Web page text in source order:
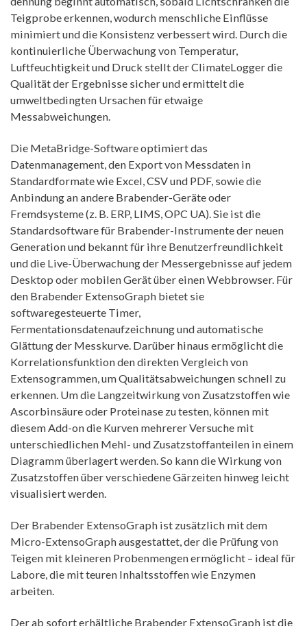
Teigprobe erkennen, wodurch menschliche Einflüsse
minimiert und die Konsistenz verbessert wird. Durch die
kontinuierliche Überwachung von Temperatur,
Luftfeuchtigkeit und Druck stellt der ClimateLogger die
Qualität der Ergebnisse sicher und ermittelt die
umweltbedingten Ursachen für etwaige
Messabweichungen.
Die MetaBridge-Software optimiert das
Datenmanagement, den Export von Messdaten in
Standardformate wie Excel, CSV und PDF, sowie die
Anbindung an andere Brabender-Geräte oder
Fremdsysteme (z. B. ERP, LIMS, OPC UA). Sie ist die
Standardsoftware für Brabender-Instrumente der neuen
Generation und bekannt für ihre Benutzerfreundlichkeit
und die Live-Überwachung der Messergebnisse auf jedem
Desktop oder mobilen Gerät über einen Webbrowser. Für
den Brabender ExtensoGraph bietet sie
softwaregesteuerte Timer,
Fermentationsdatenaufzeichnung und automatische
Glättung der Messkurve. Darüber hinaus ermöglicht die
Korrelationsfunktion den direkten Vergleich von
Extensogrammen, um Qualitätsabweichungen schnell zu
erkennen. Um die Langzeitwirkung von Zusatzstoffen wie
Ascorbinsäure oder Proteinase zu testen, können mit
diesem Add-on die Kurven mehrerer Versuche mit
unterschiedlichen Mehl- und Zusatzstoffanteilen in einem
Diagramm überlagert werden. So kann die Wirkung von
Zusatzstoffen über verschiedene Gärzeiten hinweg leicht
visualisiert werden.
Der Brabender ExtensoGraph ist zusätzlich mit dem
Micro-ExtensoGraph ausgestattet, der die Prüfung von
Teigen mit kleineren Probenmengen ermöglicht – ideal für
Labore, die mit teuren Inhaltsstoffen wie Enzymen
arbeiten.
Der ab sofort erhältliche Brabender ExtensoGraph ist die